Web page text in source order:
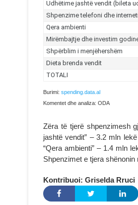
Burimi: spending.data.al
Komentet dhe analiza: ODA
Zëra të tjerë shpenzimesh
jashtë vendit” – 3.2 mln
“Qera ambienti” – 1.4 mln
Shpenzimet e tjera
Kontribuoi: Griselda Rruci